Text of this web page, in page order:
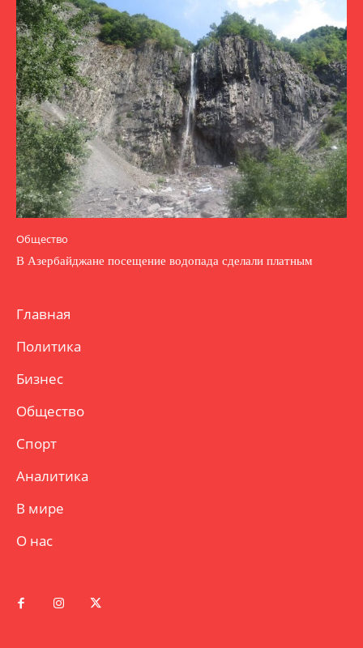
Общество
В Азербайджане посещение водопада сделали платным
Главная
Политика
Бизнес
Общество
Спорт
Аналитика
В мире
О нас